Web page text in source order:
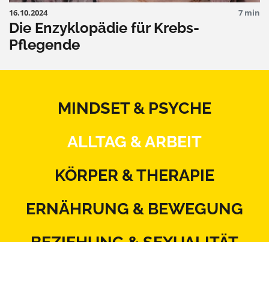
16.10.2024 7 min
Die Enzyklopädie für Krebs-
Pflegende
MINDSET & PSYCHE
ALLTAG & ARBEIT
KÖRPER & THERAPIE
ERNÄHRUNG & BEWEGUNG
BEZIEHUNG & SEXUALITÄT